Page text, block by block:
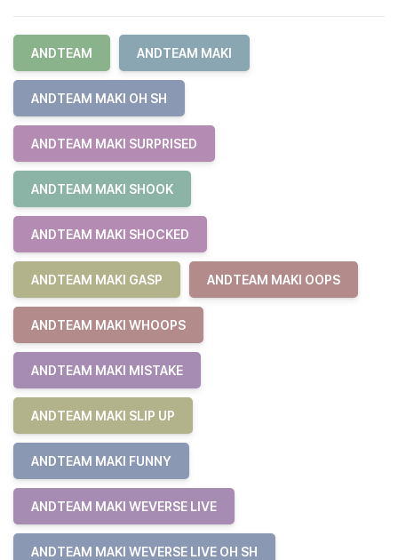
ANDTEAM ANDTEAM MAKI
ANDTEAM MAKI OH SH
ANDTEAM MAKI SURPRISED
ANDTEAM MAKI SHOOK
ANDTEAM MAKI SHOCKED
ANDTEAM MAKI GASP ANDTEAM MAKI OOPS
ANDTEAM MAKI WHOOPS
ANDTEAM MAKI MISTAKE
ANDTEAM MAKI SLIP UP
ANDTEAM MAKI FUNNY
ANDTEAM MAKI WEVERSE LIVE
ANDTEAM MAKI WEVERSE LIVE OH SH